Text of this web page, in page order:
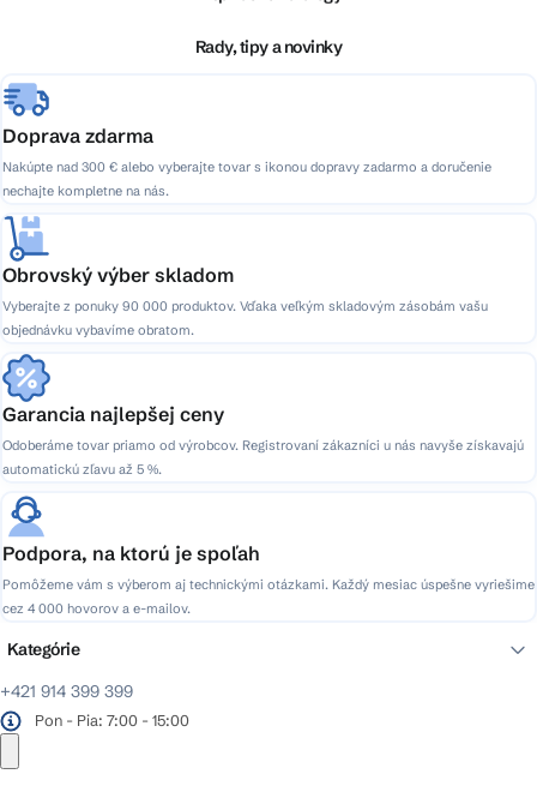
e
Rady, tipy a novinky
Doprava zdarma
Nakúpte nad 300 € alebo vyberajte tovar s ikonou dopravy zadarmo a doručenie
nechajte kompletne na nás.
Obrovský výber skladom
Vyberajte z ponuky 90 000 produktov. Vďaka veľkým skladovým zásobám vašu
objednávku vybavíme obratom.
Garancia najlepšej ceny
Odoberáme tovar priamo od výrobcov. Registrovaní zákazníci u nás navyše získavajú
automatickú zľavu až 5 %.
Podpora, na ktorú je spoľah
Pomôžeme vám s výberom aj technickými otázkami. Každý mesiac úspešne vyriešime
cez 4 000 hovorov a e-mailov.
+421 914 399 399
Pon - Pia: 7:00 - 15:00
Kategórie